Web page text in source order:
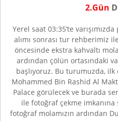
2.Gün
Yerel saat 03:35’te
alımı sonrası tur rehberimiz
öncesinde ekstra kahvaltı
ardından çölün ortasındaki
başlıyoruz. Bu turumuzda,
Mohammed Bin Rashid Al
Palace görülecek ve burada
ile fotoğraf çekme imkanına
fotoğraf molamızın ardından